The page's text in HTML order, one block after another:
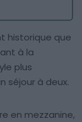
historique que
à la
plus
séjour à deux.
en mezzanine,